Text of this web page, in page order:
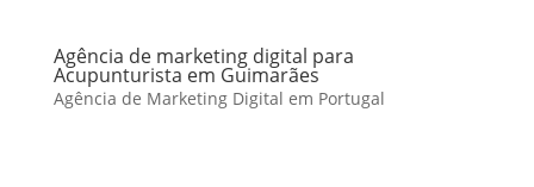
Agência de marketing digital para
Acupunturista em Guimarães
Agência de Marketing Digital em Portugal